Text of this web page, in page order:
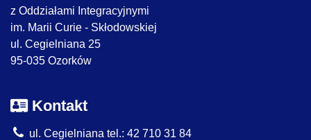
z Oddziałami Integracyjnymi
im. Marii Curie - Skłodowskiej
ul. Cegielniana 25
95-035 Ozorków
Kontakt
ul. Cegielniana tel.: 42 710 31 84